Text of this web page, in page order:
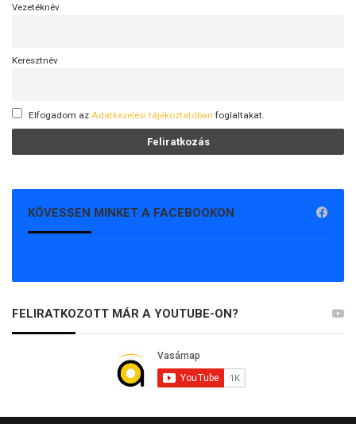
Vezetéknév
Keresztnév
Elfogadom az Adatkezelési tájékoztatóban foglaltakat.
KÖVESSEN MINKET A FACEBOOKON
FELIRATKOZOTT MÁR A YOUTUBE-ON?